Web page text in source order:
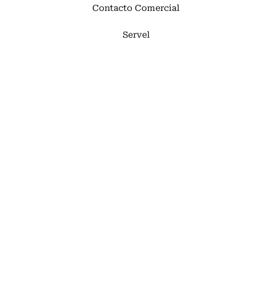
Contacto Comercial
Servel